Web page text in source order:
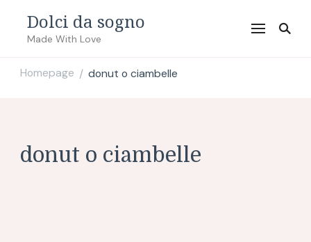
Dolci da sogno
Made With Love
Homepage / donut o ciambelle
donut o ciambelle